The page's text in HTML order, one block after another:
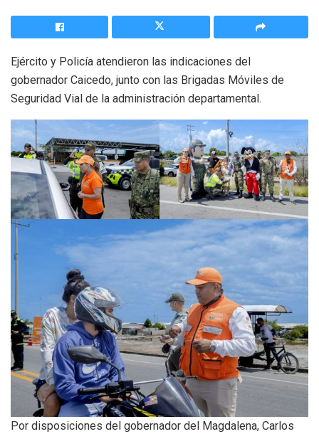
Ejército y Policía atendieron las indicaciones del
gobernador Caicedo, junto con las Brigadas Móviles de
Seguridad Vial de la administración departamental.
Por disposiciones del gobernador del Magdalena, Carlos